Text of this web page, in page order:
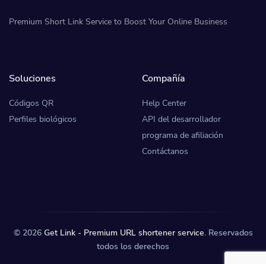
Premium Short Link Service to Boost Your Online Business
Soluciones
Códigos QR
Perfiles biológicos
Compañía
Help Center
API del desarrollador
programa de afiliación
Contáctanos
© 2026 Get Link - Premium URL shortener service. Reservados
todos los derechos